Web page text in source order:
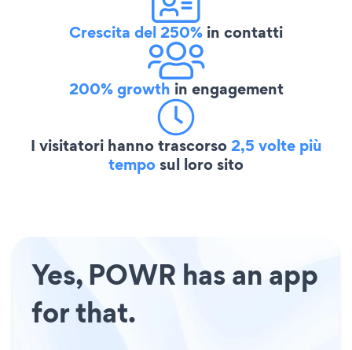
Crescita del 250% in contatti
200% growth in engagement
I visitatori hanno trascorso2,5 volte più
temposul loro sito
Yes, POWR has an app
for that.